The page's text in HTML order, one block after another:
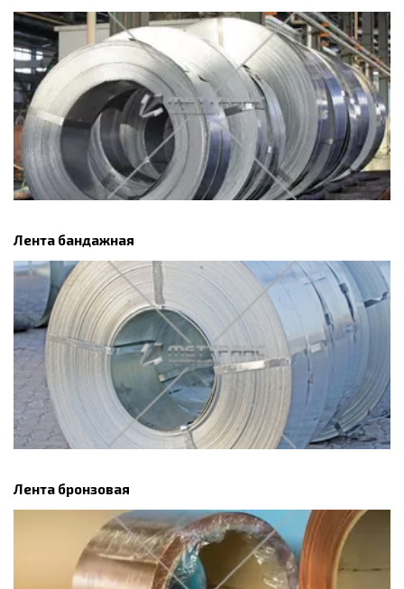
Лента бандажная
Лента бронзовая